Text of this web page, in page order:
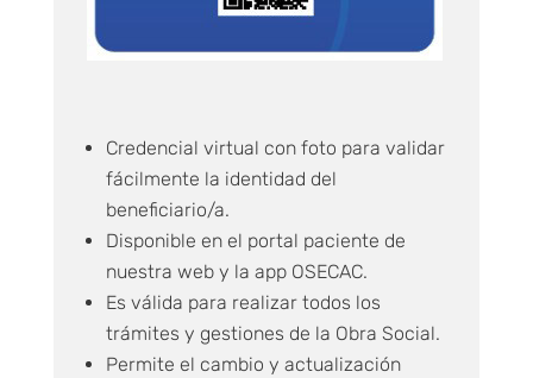
Credencial virtual con foto para validar
fácilmente la identidad del
beneficiario/a.
Disponible en el portal paciente de
nuestra web y la app OSECAC.
Es válida para realizar todos los
trámites y gestiones de la Obra Social.
Permite el cambio y actualización